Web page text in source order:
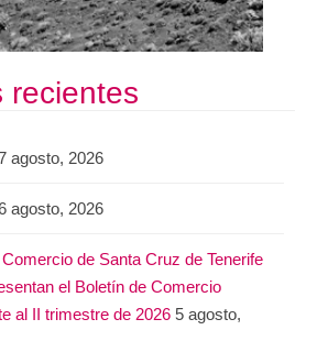
recientes
agosto, 2026
agosto, 2026
de Santa Cruz de Tenerife
el Boletín de Comercio
al II trimestre de 2026 5 agosto,